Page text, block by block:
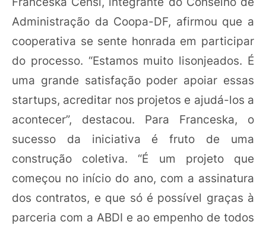
Administração da Coopa-DF, afirmou que a
cooperativa se sente honrada em participar
do processo. “Estamos muito lisonjeados. É
uma grande satisfação poder apoiar essas
startups, acreditar nos projetos e ajudá-los a
acontecer”, destacou. Para Franceska, o
sucesso da iniciativa é fruto de uma
construção coletiva. “É um projeto que
começou no início do ano, com a assinatura
dos contratos, e que só é possível graças à
parceria com a ABDI e ao empenho de todos